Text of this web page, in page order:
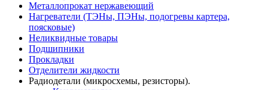
Металлопрокат нержавеющий
Нагреватели (ТЭНы, ПЭНы, подогревы картера,
поясковые)
Неликвидные товары
Подшипники
Прокладки
Отделители жидкости
Радиодетали (микросхемы, резисторы).